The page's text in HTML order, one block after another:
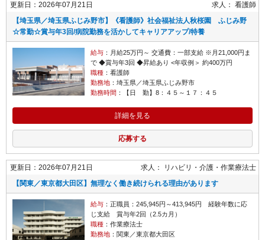
更新日：2026年07月21日 求人： 看護師
【埼玉県／埼玉県ふじみ野市】《看護師》社会福祉法人秋桜園 ふじみ野
☆常勤☆賞与年3回/病院勤務を活かしてキャリアアップ/特養
給与：月給25万円～ 交通費：一部支給 ※月21,000円ま
で ◆賞与年3回 ◆昇給あり <年収例＞ 約400万円
職種：看護師
勤務地：埼玉県／埼玉県ふじみ野市
勤務時間 ：【日 勤】8：４５～１７：４５
詳細を見る
応募する
更新日：2026年07月21日 求人： リハビリ・介護
作業療法士
【関東／東京都大田区】無理なく働き続けられる理由があります
給与：正職員：245,945円～413,945円 経験年数に応
じ支給 賞与年2回（2.5カ月）
職種：作業療法士
勤務地：関東／東京都大田区